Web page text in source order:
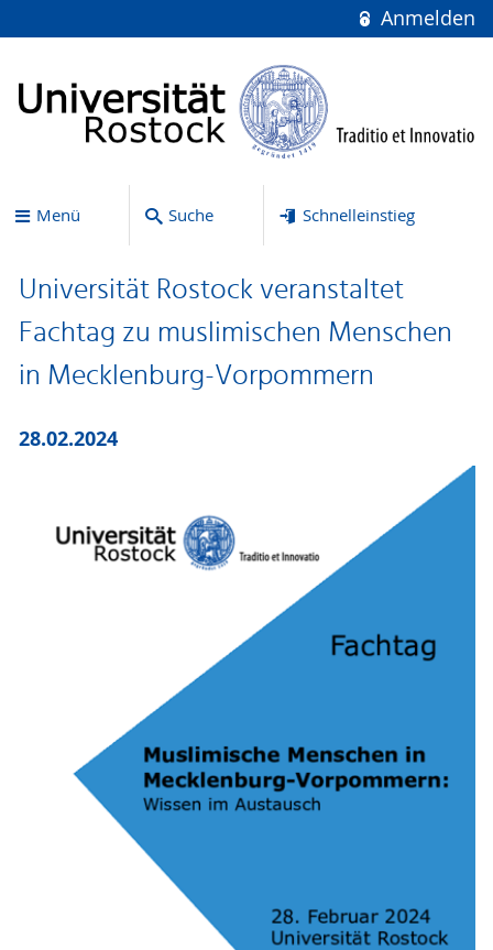
Anmelden
Menü Suche Schnelleinstieg
Universität Rostock veranstaltet
Fachtag zu muslimischen Menschen
in Mecklenburg-Vorpommern
28.02.2024